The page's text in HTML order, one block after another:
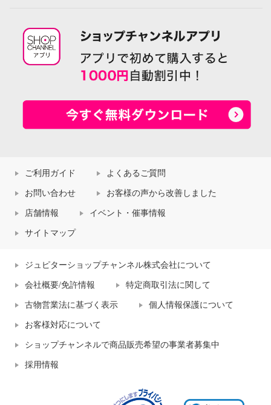
ヘ・エラ 抗菌防臭 コットン贅沢
仕立て 深ばきショーツ ３枚セッ
エクリュセット
仕立て 深ばきショーツ ３枚セッ
ト
ご利用ガイド よくあるご質問
お問い合わせ お客様の声から改善しました
店舗情報 イベント・催事情報
サイトマップ
ジュピターショップチャンネル株式会社について
会社概要/免許情報 特定商取引法に関して
古物営業法に基づく表示 個人情報保護について
お客様対応について
ショップチャンネルで商品販売希望の事業者募集中
採用情報